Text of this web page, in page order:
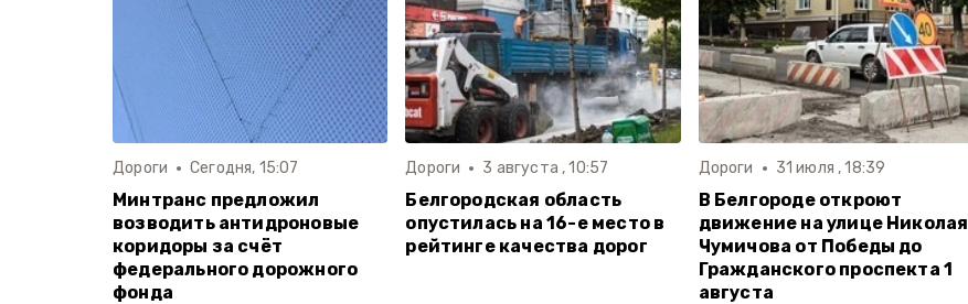
Дороги Сегодня, 15:07
Минтранс предложил
возводить антидроновые
коридоры за счёт
федерального дорожного
фонда
Дороги 3 августа , 10:57
Белгородская область
опустилась на 16-е место в
рейтинге качества дорог
Дороги 31 июля , 18:39
В Белгороде откроют
движение на улице Николая
Чумичова от Победы до
Гражданского проспекта 1
августа